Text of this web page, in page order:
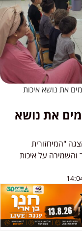
את נושא איכות
את נושא
"המיחזורית
והשמירה על איכות